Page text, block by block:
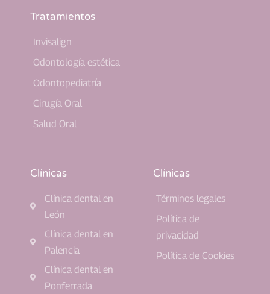
Tratamientos
Invisalign
Odontología estética
Odontopediatría
Cirugía Oral
Salud Oral
Clínicas
Clínica dental en
León
Clínica dental en
Palencia
Clínica dental en
Ponferrada
Clínicas
Términos legales
Política de
privacidad
Política de Cookies